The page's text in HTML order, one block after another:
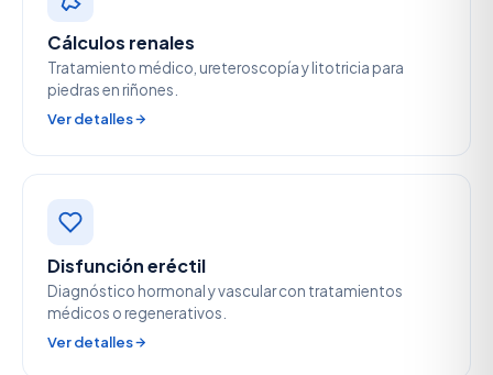
Cálculos renales
Tratamiento médico, ureteroscopía y litotricia para
piedras en riñones.
Ver detalles
Disfunción eréctil
Diagnóstico hormonal y vascular con tratamientos
médicos o regenerativos.
Ver detalles